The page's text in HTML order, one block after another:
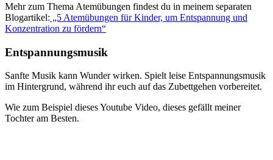
Mehr zum Thema Atemübungen findest du in meinem separaten
Blogartikel: „5 Atemübungen für Kinder, um Entspannung und
Konzentration zu fördern“
Entspannungsmusik
Sanfte Musik kann Wunder wirken. Spielt leise Entspannungsmusik
im Hintergrund, während ihr euch auf das Zubettgehen vorbereitet.
Wie zum Beispiel dieses Youtube Video, dieses gefällt meiner
Tochter am Besten.